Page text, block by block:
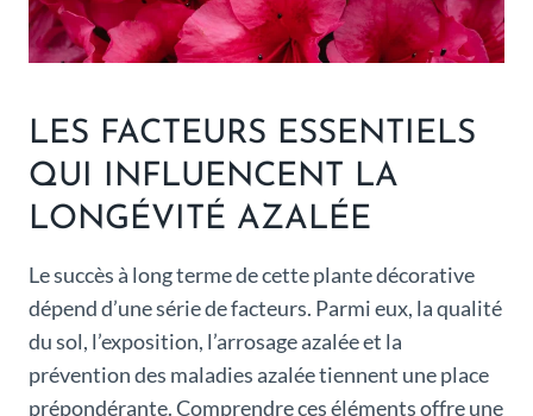
LES FACTEURS ESSENTIELS
QUI INFLUENCENT LA
LONGÉVITÉ AZALÉE
Le succès à long terme de cette plante décorative
dépend d’une série de facteurs. Parmi eux, la qualité
du sol, l’exposition, l’arrosage azalée et la
prévention des maladies azalée tiennent une place
prépondérante. Comprendre ces éléments offre une